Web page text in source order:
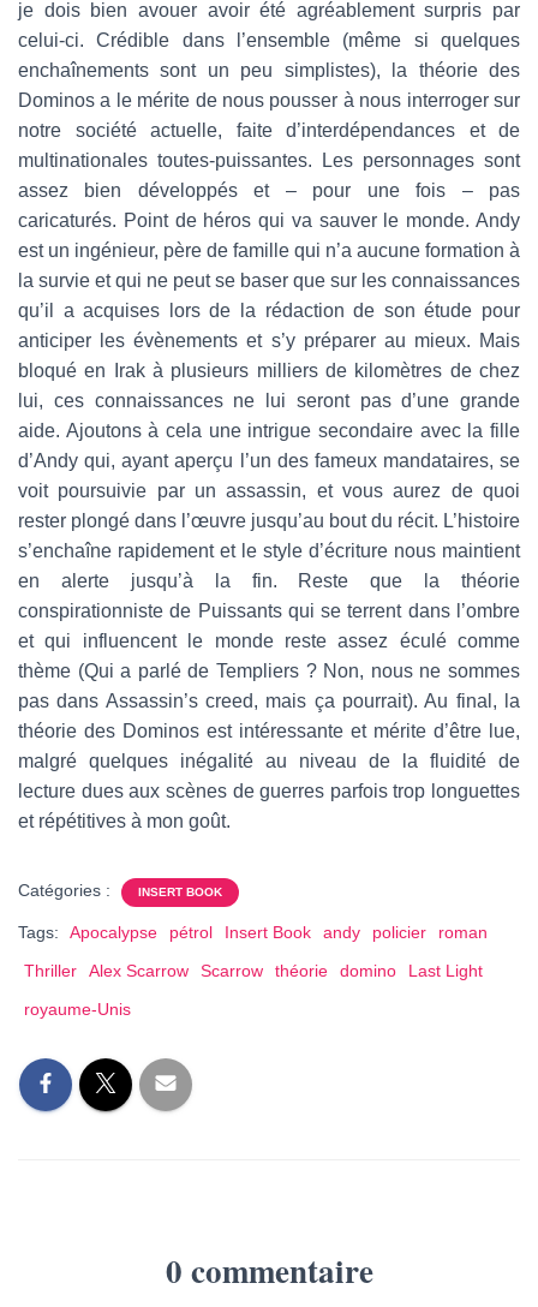
je dois bien avouer avoir été agréablement surpris par
celui-ci. Crédible dans l’ensemble (même si quelques
enchaînements sont un peu simplistes), la théorie des
Dominos a le mérite de nous pousser à nous interroger sur
notre société actuelle, faite d’interdépendances et de
multinationales toutes-puissantes. Les personnages sont
assez bien développés et – pour une fois – pas
caricaturés. Point de héros qui va sauver le monde. Andy
est un ingénieur, père de famille qui n’a aucune formation à
la survie et qui ne peut se baser que sur les connaissances
qu’il a acquises lors de la rédaction de son étude pour
anticiper les évènements et s’y préparer au mieux. Mais
bloqué en Irak à plusieurs milliers de kilomètres de chez
lui, ces connaissances ne lui seront pas d’une grande
aide. Ajoutons à cela une intrigue secondaire avec la fille
d’Andy qui, ayant aperçu l’un des fameux mandataires, se
voit poursuivie par un assassin, et vous aurez de quoi
rester plongé dans l’œuvre jusqu’au bout du récit. L’histoire
s’enchaîne rapidement et le style d’écriture nous maintient
en alerte jusqu’à la fin. Reste que la théorie
conspirationniste de Puissants qui se terrent dans l’ombre
et qui influencent le monde reste assez éculé comme
thème (Qui a parlé de Templiers ? Non, nous ne sommes
pas dans Assassin’s creed, mais ça pourrait). Au final, la
théorie des Dominos est intéressante et mérite d’être lue,
malgré quelques inégalité au niveau de la fluidité de
lecture dues aux scènes de guerres parfois trop longuettes
et répétitives à mon goût.
Catégories : INSERT BOOK
Tags: Apocalypse pétrol Insert Book andy policier
roman
Thriller
Alex Scarrow Scarrow théorie domino
Last Light
royaume-Unis
0 commentaire